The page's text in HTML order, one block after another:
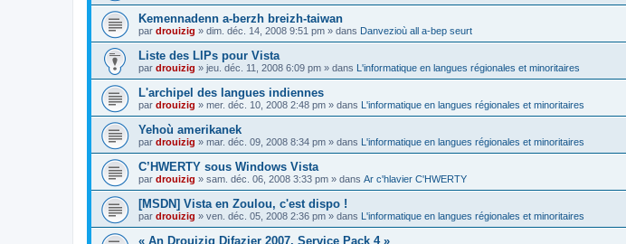
Kemennadenn a-berzh breizh-taiwan
par drouizig » dim. déc. 14, 2008 9:51 pm » dans Danvezioù all a-bep seurt
Liste des LIPs pour Vista
par drouizig » jeu. déc. 11, 2008 6:09 pm » dans L'informatique en langues régionales et minoritaires
L'archipel des langues indiennes
par drouizig » mer. déc. 10, 2008 2:48 pm » dans L'informatique en langues régionales et minoritaires
Yehoù amerikanek
par drouizig » mar. déc. 09, 2008 8:34 pm » dans L'informatique en langues régionales et minoritaires
C’HWERTY sous Windows Vista
par drouizig » sam. déc. 06, 2008 3:33 pm » dans Ar c'hlavier C'HWERTY
[MSDN] Vista en Zoulou, c'est dispo !
par drouizig » ven. déc. 05, 2008 2:36 pm » dans L'informatique en langues régionales et minoritaires
« An Drouizig Difazier 2007, Service Pack 4 »